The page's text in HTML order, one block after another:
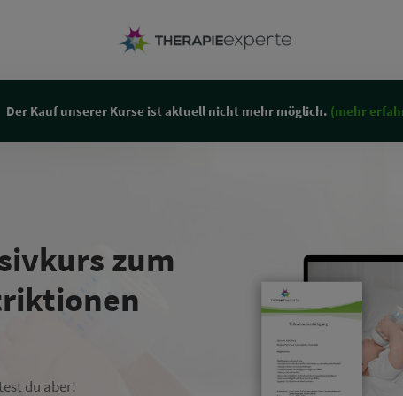
Der Kauf unserer Kurse ist aktuell nicht mehr möglich. (mehr
zum
du aber!